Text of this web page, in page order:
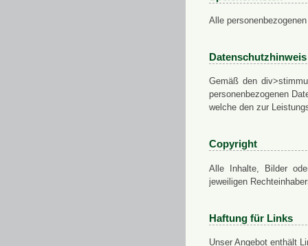
Alle
Datenschutzhinweis
Gemäß den
personenbezogenen
welche den zur
Copyright
Alle Inhalte, Bilder
jeweiligen
Haftung für Links
Unser Angebot enthält